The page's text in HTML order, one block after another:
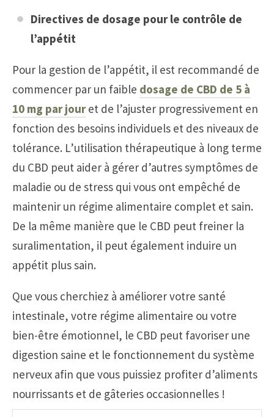
Directives de dosage pour le contrôle de
l’appétit
Pour la gestion de l’appétit, il est recommandé de
commencer par un faible dosage de CBD de 5 à
10 mg par jouret de l’ajuster progressivement en
fonction des besoins individuels et des niveaux de
tolérance. L’utilisation thérapeutique à long terme
du CBD peut aider à gérer d’autres symptômes de
maladie ou de stress qui vous ont empêché de
maintenir un régime alimentaire complet et sain.
De la même manière que le CBD peut freiner la
suralimentation, il peut également induire un
appétit plus sain.
Que vous cherchiez à améliorer votre santé
intestinale, votre régime alimentaire ou votre
bien-être émotionnel, le CBD peut favoriser une
digestion saine et le fonctionnement du système
nerveux afin que vous puissiez profiter d’aliments
nourrissants et de gâteries occasionnelles !